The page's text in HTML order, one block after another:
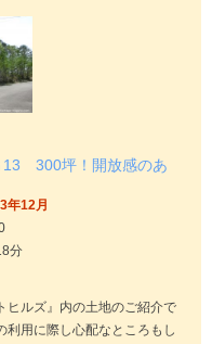
13 300坪！開放感のあ
年12月
分
ヒルズ』内の土地のご紹介で
利用に際し心配なところもし